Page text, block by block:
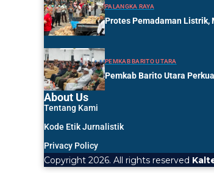
PALANGKA RAYA
Protes Pemadaman Listrik,
PEMKAB BARITO UTARA
Pemkab Barito Utara
About Us
Tentang Kami
Kode Etik Jurnalistik
Privacy Policy
Copyright 2026. All rights reserved